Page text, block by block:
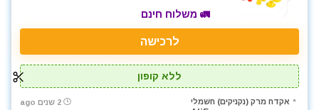
ביטים
ביטים, מקדחים ובוקסות
גנרטורים ותחנות כח
טרימר / ראוטר
🚛 משלוח חינם
לרכישה
ללא קופון
אקדח מרק (נקניקים) חשמלי 2 שנים ago